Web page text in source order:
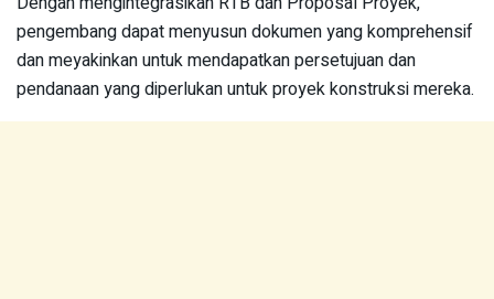
pengembang dapat menyusun dokumen yang komprehensif
dan meyakinkan untuk mendapatkan persetujuan dan
pendanaan yang diperlukan untuk proyek konstruksi mereka.